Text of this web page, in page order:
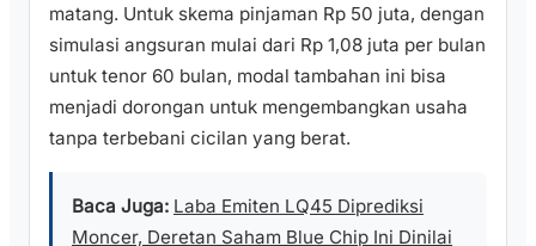
matang. Untuk skema pinjaman Rp 50 juta, dengan
simulasi angsuran mulai dari Rp 1,08 juta per bulan
untuk tenor 60 bulan, modal tambahan ini bisa
menjadi dorongan untuk mengembangkan usaha
tanpa terbebani cicilan yang berat.
Baca Juga: Laba Emiten LQ45 Diprediksi
Moncer, Deretan Saham Blue Chip Ini Dinilai